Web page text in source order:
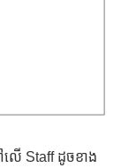
លើ Staff ដូចខាង